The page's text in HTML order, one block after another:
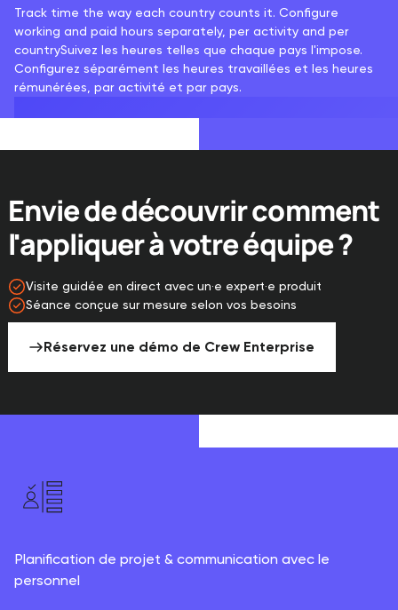
Track time the way each country counts it. Configure
working and paid hours separately, per activity and per
countrySuivez les heures telles que chaque pays l'impose.
Configurez séparément les heures travaillées et les heures
rémunérées, par activité et par pays.
Envie de découvrir comment
l'appliquer à votre équipe ?
Visite guidée en direct avec un·e expert·e produit
Séance conçue sur mesure selon vos besoins
Réservez une démo de Crew Enterprise
Planification de projet & communication avec le
personnel